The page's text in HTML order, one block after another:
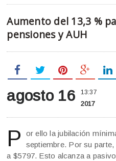
Aumento del 13,3 %
pensiones y AUH
agosto 16 13:37
2017
P
or ello la jubilación
septiembre. Por su
a $5797. Esto alcanza a